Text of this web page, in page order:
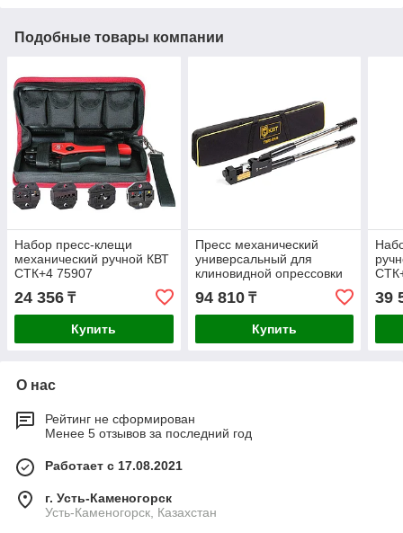
Подобные товары компании
Набор пресс-клещи
механический ручной КВТ
CTК+4 75907
24 356 ₸
Купить
Пресс механический
универсальный для
клиновидной опрессовки
наконечников КВТ
ПМУ-240 47542
94 810₸
Купить
39
О нас
Рейтинг не сформирован
Менее 5 отзывов за последний год
Работает с 17.08.2021
г. Усть-Каменогорск
Усть-Каменогорск, Казахстан